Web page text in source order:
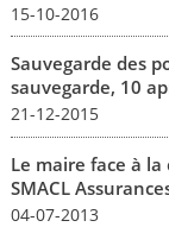
15-10-2016
Sauvegarde des
sauvegarde, 10
21-12-2015
Le maire face à
SMACL
04-07-2013